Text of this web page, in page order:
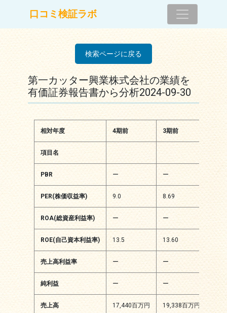
メインナビゲーション
口コミ検証ラボ
検索ページに戻る
第一カッター興業株式会社の業績を
有価証券報告書から分析2024-09-30
相対年度 4期前 3期前
項目名
PBR ー ー
PER(株価収益率) 9.0 8.69
ROA(総資産利益率) ー ー
ROE(自己資本利益率) 13.5 13.60
売上高利益率 ー ー
純利益 ー ー
売上高 17,440百万円 19,338百万円